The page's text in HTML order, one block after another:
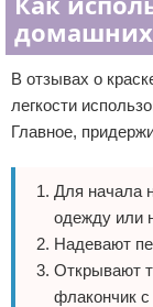
домашних
В отзывах о
легкости
Главное,
Для начала
одежду или
Надевают
Открывают
флакончик